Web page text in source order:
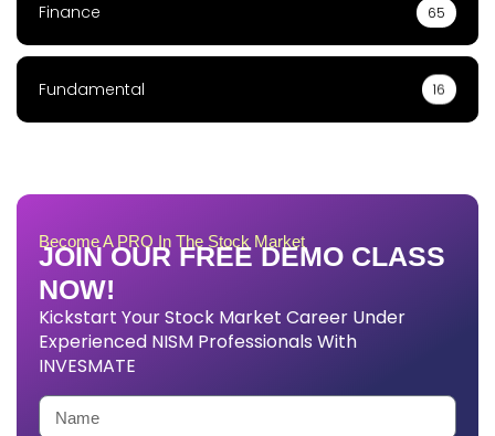
Finance 65
Fundamental 16
Become A PRO In The Stock Market
JOIN OUR FREE DEMO CLASS
NOW!
Kickstart Your Stock Market Career Under
Experienced NISM Professionals With
INVESMATE